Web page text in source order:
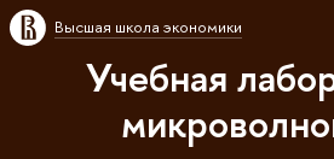
Высшая школа экономики
Учебная